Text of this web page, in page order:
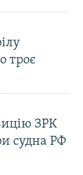
троє
ЗРК
судна РФ